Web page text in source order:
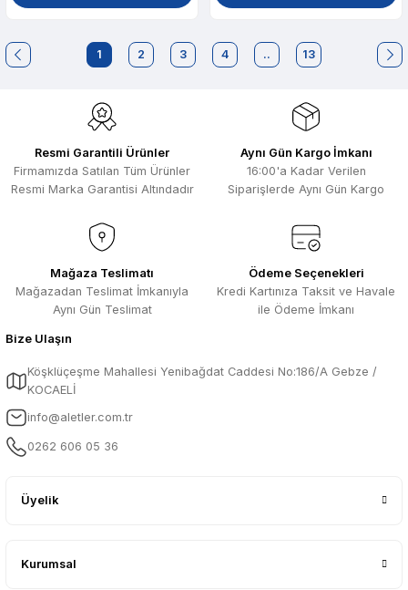
1 2 3 4 .. 13
Resmi Garantili Ürünler
Firmamızda Satılan Tüm Ürünler
Resmi Marka Garantisi Altındadır
Aynı Gün Kargo İmkanı
16:00'a Kadar Verilen
Siparişlerde Aynı Gün Kargo
Mağaza Teslimatı
Mağazadan Teslimat İmkanıyla
Aynı Gün Teslimat
Ödeme Seçenekleri
Kredi Kartınıza Taksit ve Havale
ile Ödeme İmkanı
Bize Ulaşın
Köşklüçeşme Mahallesi Yenibağdat Caddesi No:186/A Gebze /
KOCAELİ
info@aletler.com.tr
0262 606 05 36
Üyelik
Kurumsal